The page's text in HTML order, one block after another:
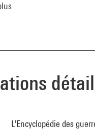
L'Encyclopédie des